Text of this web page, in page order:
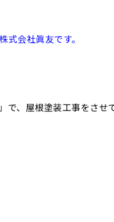
式会社眞友です。
、屋根塗装工事をさせ